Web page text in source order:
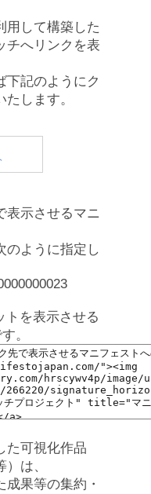
用して構築した
チへリンクを表
下記のようにク
します。
表示させるマニ
のように指定し
トを表示させる
。
た可視化作品
は、
果等の集約・